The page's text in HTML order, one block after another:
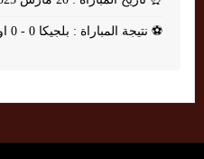
⚽ نتيجة المباراة : بلجيكا 0 - 0 اوكرانيا